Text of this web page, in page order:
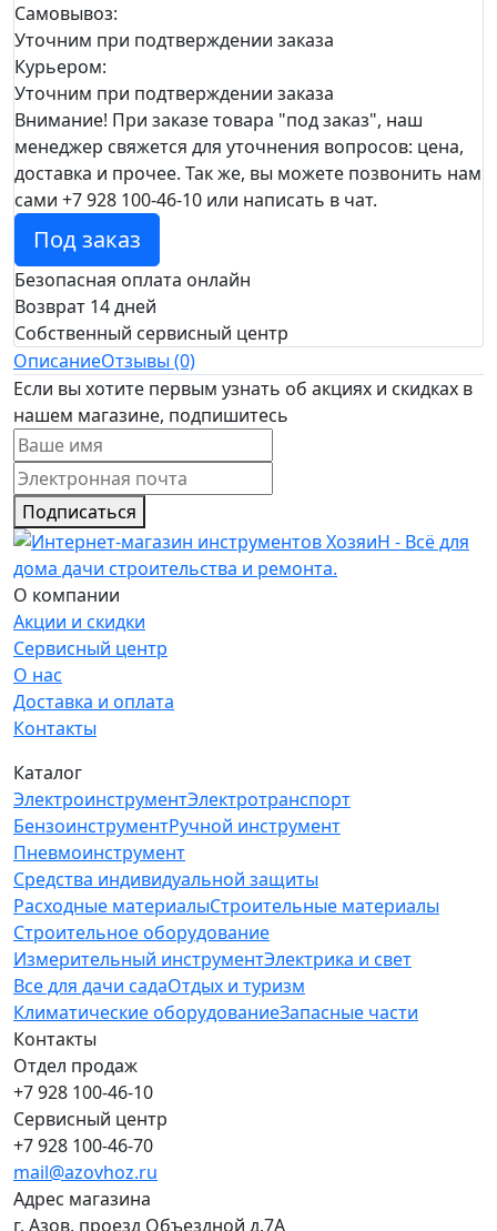
Самовывоз:
Уточним при подтверждении заказа
Курьером:
Уточним при подтверждении заказа
Внимание! При заказе товара "под заказ", наш
менеджер свяжется для уточнения вопросов: цена,
доставка и прочее. Так же, вы можете позвонить нам
сами +7 928 100-46-10 или написать в чат.
Под заказ
Безопасная оплата онлайн
Возврат 14 дней
Собственный сервисный центр
ОписаниеОтзывы (0)
Если вы хотите первым узнать об акциях и скидках в
нашем магазине, подпишитесь
Подписаться
О компании
Акции и скидки
Сервисный центр
О нас
Доставка и оплата
Контакты
Каталог
ЭлектроинструментЭлектротранспорт
БензоинструментРучной инструмент
Пневмоинструмент
Средства индивидуальной защиты
Расходные материалыСтроительные материалы
Строительное оборудование
Измерительный инструментЭлектрика и свет
Все для дачи садаОтдых и туризм
Климатические оборудованиеЗапасные части
Контакты
Отдел продаж
+7 928 100-46-10
Сервисный центр
+7 928 100-46-70
mail@azovhoz.ru
Адрес магазина
г. Азов, проезд Объездной д.7А